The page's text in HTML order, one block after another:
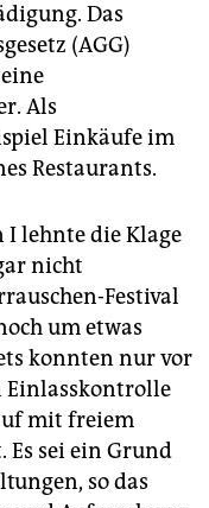
Das
(AGG)
Als
Einkäufe im
Restaurants.
I lehnte die Klage
nicht
Festival
um etwas
konnten nur vor
Einlasskontrolle
mit freiem
sei ein Grund
so das